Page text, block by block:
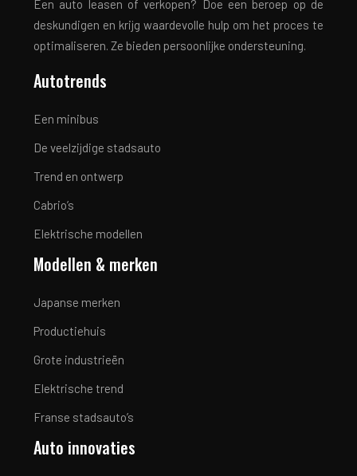
Een auto leasen of verkopen? Doe een beroep op de
deskundigen en krijg waardevolle hulp om het proces te
optimaliseren. Ze bieden persoonlijke ondersteuning.
Autotrends
Een minibus
De veelzijdige stadsauto
Trend en ontwerp
Cabrio’s
Elektrische modellen
Modellen & merken
Japanse merken
Productiehuis
Grote industrieën
Elektrische trend
Franse stadsauto’s
Auto innovaties